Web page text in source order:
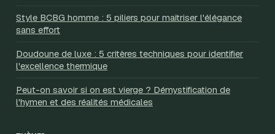
Style BCBG homme : 5 piliers pour maîtriser l'élégance
sans effort
Doudoune de luxe : 5 critères techniques pour identifier
l'excellence thermique
Peut-on savoir si on est vierge ? Démystification de
l'hymen et des réalités médicales